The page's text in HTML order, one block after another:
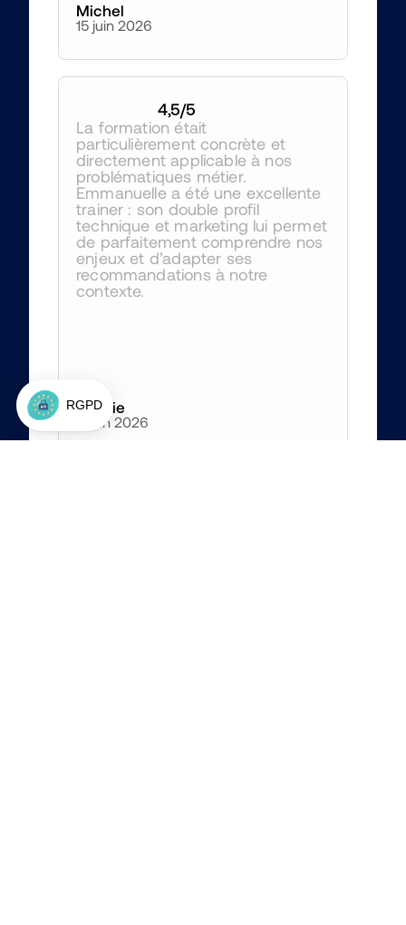
Michel
15 juin 2026
4,5/5
La formation était
particulièrement concrète et
directement applicable à nos
problématiques métier.
Emmanuelle a été une excellente
trainer : son double profil
technique et marketing lui permet
de parfaitement comprendre nos
enjeux et d’adapter ses
recommandations à notre
contexte.
Amélie
4 juin 2026